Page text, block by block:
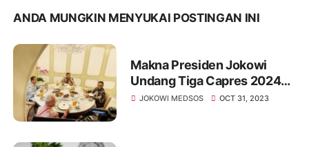
ANDA MUNGKIN MENYUKAI POSTINGAN INI
Makna Presiden Jokowi
Undang Tiga Capres 2024
Makan Malam Satu Meja
JOKOWI MEDSOS OCT 31, 2023